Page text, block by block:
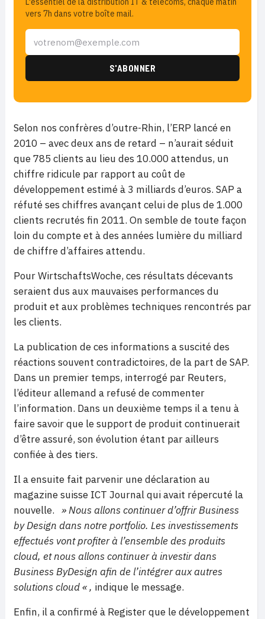
vers 7h dans votre boîte mail.
Selon nos confrères d’outre-Rhin, l’ERP lancé en
2010 – avec deux ans de retard – n’aurait séduit
que 785 clients au lieu des 10.000 attendus, un
chiffre ridicule par rapport au coût de
développement estimé à 3 milliards d’euros. SAP a
réfuté ses chiffres avançant celui de plus de 1.000
clients recrutés fin 2011. On semble de toute façon
loin du compte et à des années lumière du milliard
de chiffre d’affaires attendu.
Pour WirtschaftsWoche, ces résultats décevants
seraient dus aux mauvaises performances du
produit et aux problèmes techniques rencontrés par
les clients.
La publication de ces informations a suscité des
réactions souvent contradictoires, de la part de SAP.
Dans un premier temps, interrogé par Reuters,
l’éditeur allemand a refusé de commenter
l’information. Dans un deuxième temps il a tenu à
faire savoir que le support de produit continuerait
d’être assuré, son évolution étant par ailleurs
confiée à des tiers.
Il a ensuite fait parvenir une déclaration au
magazine suisse ICT Journal qui avait répercuté la
nouvelle. » Nous allons continuer d’offrir Business
by Design dans notre portfolio. Les investissements
effectués vont profiter à l’ensemble des produits
cloud, et nous allons continuer à investir dans
Business ByDesign afin de l’intégrer aux autres
solutions cloud « , indique le message.
Enfin, il a confirmé à Register que le développement